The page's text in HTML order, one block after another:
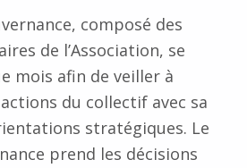
composé des
de l’Association, se
mois afin de veiller à
du collectif avec sa
stratégiques. Le
prend les décisions